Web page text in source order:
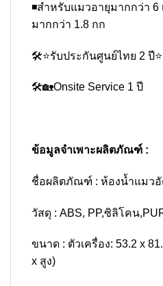
◾สำหรับแมวอายุมากกว่า
มากกว่า 1.8 กก
🛠⭐รับประกันศูนย์ไทย 2 ปี⭐
🛠🏡Onsite Service 1 ปี
ข้อมูลจำเพาะผลิตภัณฑ์ :
ชื่อผลิตภัณฑ์ : ห้องน้ำแมวอั
วัสดุ : ABS, PP,ซิลิโคน
ขนาด : ตัวเครื่อง: 53.2 x
x สูง)